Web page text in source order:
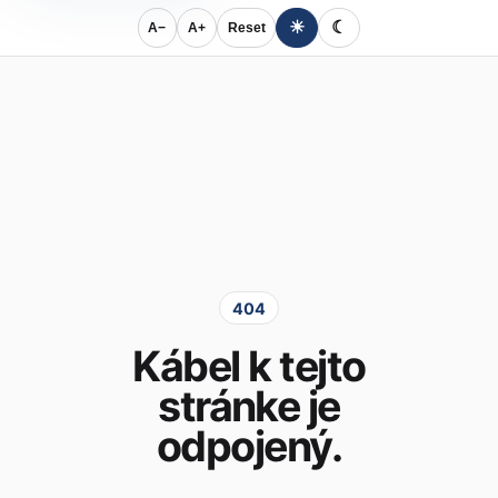
A− A+ Reset ☀ ☾
404
Kábel k tejto
stránke je
odpojený.